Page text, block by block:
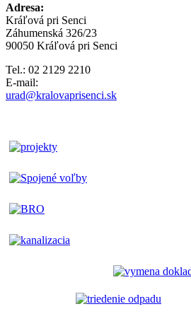
Adresa:
Kráľová pri Senci
Záhumenská 326/23
90050 Kráľová pri Senci
Tel.: 02 2129 2210
E-mail:
urad@kralovaprisenci.sk